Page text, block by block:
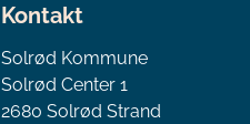
Kontakt
Solrød Kommune
Solrød Center 1
2680 Solrød Strand